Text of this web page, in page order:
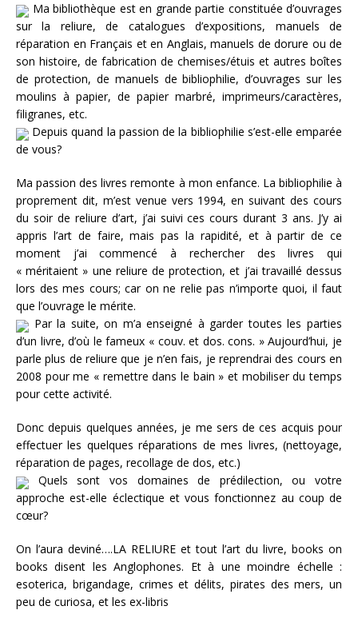
Ma bibliothèque est en grande partie constituée d’ouvrages
sur la reliure, de catalogues d’expositions, manuels de
réparation en Français et en Anglais, manuels de dorure ou de
son histoire, de fabrication de chemises/étuis et autres boîtes
de protection, de manuels de bibliophilie, d’ouvrages sur les
moulins à papier, de papier marbré, imprimeurs/caractères,
filigranes, etc.
Depuis quand la passion de la bibliophilie s’est-elle emparée
de vous?
Ma passion des livres remonte à mon enfance. La bibliophilie à
proprement dit, m’est venue vers 1994, en suivant des cours
du soir de reliure d’art, j’ai suivi ces cours durant 3 ans. J’y ai
appris l’art de faire, mais pas la rapidité, et à partir de ce
moment j’ai commencé à rechercher des livres qui
« méritaient » une reliure de protection, et j’ai travaillé dessus
lors des mes cours; car on ne relie pas n’importe quoi, il faut
que l’ouvrage le mérite.
Par la suite, on m’a enseigné à garder toutes les parties
d’un livre, d’où le fameux « couv. et dos. cons. » Aujourd’hui, je
parle plus de reliure que je n’en fais, je reprendrai des cours en
2008 pour me « remettre dans le bain » et mobiliser du temps
pour cette activité.
Donc depuis quelques années, je me sers de ces acquis pour
effectuer les quelques réparations de mes livres, (nettoyage,
réparation de pages, recollage de dos, etc.)
Quels sont vos domaines de prédilection, ou votre
approche est-elle éclectique et vous fonctionnez au coup de
cœur?
On l’aura deviné….LA RELIURE et tout l’art du livre, books on
books disent les Anglophones. Et à une moindre échelle :
esoterica, brigandage, crimes et délits, pirates des mers, un
peu de curiosa, et les ex-libris